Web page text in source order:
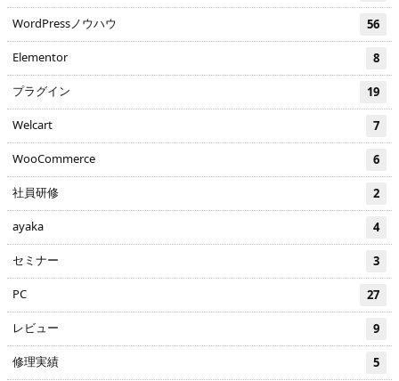
WordPressノウハウ 56
Elementor 8
プラグイン 19
Welcart 7
WooCommerce 6
社員研修 2
ayaka 4
セミナー 3
PC 27
レビュー 9
修理実績 5